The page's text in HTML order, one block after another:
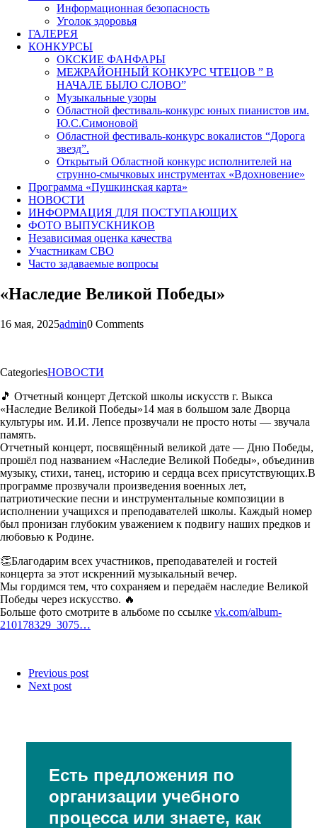
Информационная безопасность
Уголок здоровья
ГАЛЕРЕЯ
КОНКУРСЫ
ОКСКИЕ ФАНФАРЫ
МЕЖРАЙОННЫЙ КОНКУРС ЧТЕЦОВ ” В
НАЧАЛЕ БЫЛО СЛОВО”
Музыкальные узоры
Областной фестиваль-конкурс юных пианистов им.
Ю.С.Симоновой
Областной фестиваль-конкурс вокалистов “Дорога
звезд”.
Открытый Областной конкурс исполнителей на
струнно-смычковых инструментах «Вдохновение»
Программа «Пушкинская карта»
НОВОСТИ
ИНФОРМАЦИЯ ДЛЯ ПОСТУПАЮЩИХ
ФОТО ВЫПУСКНИКОВ
Независимая оценка качества
Участникам СВО
Часто задаваемые вопросы
«Наследие Великой Победы»
16 мая, 2025admin0 Comments
CategoriesНОВОСТИ
🎵 Отчетный концерт Детской школы искусств г. Выкса
«Наследие Великой Победы»14 мая в большом зале Дворца
культуры им. И.И. Лепсе прозвучали не просто ноты — звучала
память.
Отчетный концерт, посвящённый великой дате — Дню Победы,
прошёл под названием «Наследие Великой Победы», объединив
музыку, стихи, танец, историю и сердца всех присутствующих.В
программе прозвучали произведения военных лет,
патриотические песни и инструментальные композиции в
исполнении учащихся и преподавателей школы. Каждый номер
был пронизан глубоким уважением к подвигу наших предков и
любовью к Родине.
👏Благодарим всех участников, преподавателей и гостей
концерта за этот искренний музыкальный вечер.
Мы гордимся тем, что сохраняем и передаём наследие Великой
Победы через искусство. 🔥
Больше фото смотрите в альбоме по ссылке vk.com/album-
210178329_3075…
Previous post
Next post
Есть предложения по
организации учебного
процесса или знаете, как